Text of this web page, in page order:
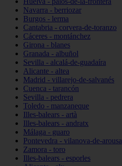
Navarra - berriozar
Burgos - lerma
Cantabria - corvera-de-toranzo
Cáceres - montánchez
Girona - blanes
Granada - albuñol
Sevilla - alcalá-de-guadaíra
Alicante - altea
Madrid - villarejo-de-salvanés
Cuenca - tarancón
Sevilla - pedrera
Toledo - manzaneque
Illes-balears - artà
Illes-balears - andratx
Málaga - guaro
Pontevedra - vilanova-de-arousa
Zamora - toro
Illes-balears - esporles